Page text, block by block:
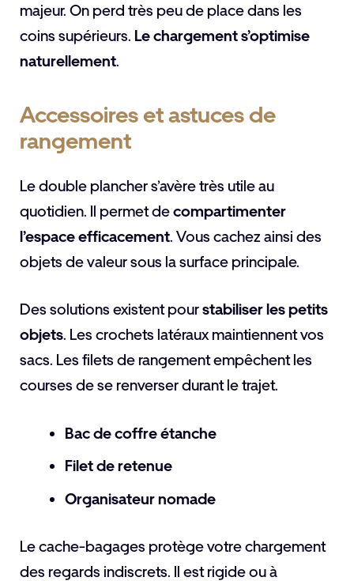
majeur. On perd très peu de place dans les
coins supérieurs. Le chargement s’optimise
naturellement.
Accessoires et astuces de
rangement
Le double plancher s’avère très utile au
quotidien. Il permet decompartimenter
l’espace efficacement. Vous cachez ainsi des
objets de valeur sous la surface principale.
Des solutions existent pourstabiliser les petits
objets. Les crochets latéraux maintiennent vos
sacs. Les filets de rangement empêchent les
courses de se renverser durant le trajet.
Bac de coffre étanche
Filet de retenue
Organisateur nomade
Le cache-bagages protège votre chargement
des regards indiscrets. Il est rigide ou à